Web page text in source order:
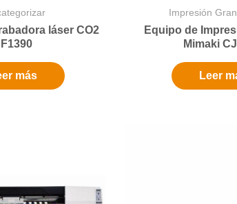
láser CO2
más
Impresión
Equipo de
Mimaki
Leer